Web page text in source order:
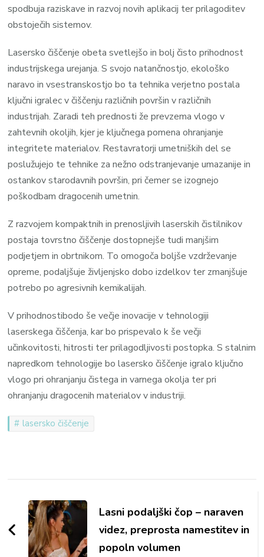
spodbuja raziskave in razvoj novih aplikacij ter prilagoditev
obstoječih sistemov.
Lasersko čiščenje obeta svetlejšo in bolj čisto prihodnost
industrijskega urejanja. S svojo natančnostjo, ekološko
naravo in vsestranskostjo bo ta tehnika verjetno postala
ključni igralec v čiščenju različnih površin v različnih
industrijah. Zaradi teh prednosti že prevzema vlogo v
zahtevnih okoljih, kjer je ključnega pomena ohranjanje
integritete materialov. Restavratorji umetniških del se
poslužujejo te tehnike za nežno odstranjevanje umazanije in
ostankov starodavnih površin, pri čemer se izognejo
poškodbam dragocenih umetnin.
Z razvojem kompaktnih in prenosljivih laserskih čistilnikov
postaja tovrstno čiščenje dostopnejše tudi manjšim
podjetjem in obrtnikom. To omogoča boljše vzdrževanje
opreme, podaljšuje življenjsko dobo izdelkov ter zmanjšuje
potrebo po agresivnih kemikalijah.
V prihodnostibodo še večje inovacije v tehnologiji
laserskega čiščenja, kar bo prispevalo k še večji
učinkovitosti, hitrosti ter prilagodljivosti postopka. S stalnim
napredkom tehnologije bo lasersko čiščenje igralo ključno
vlogo pri ohranjanju čistega in varnega okolja ter pri
ohranjanju dragocenih materialov v industriji.
lasersko čiščenje
objav
Lasni podaljški čop – naraven
videz, preprosta namestitev in
popoln volumen